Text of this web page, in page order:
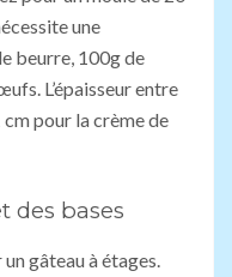
une
beurre, 100g de
L’épaisseur entre
cm pour la crème de
des bases
gâteau à étages.